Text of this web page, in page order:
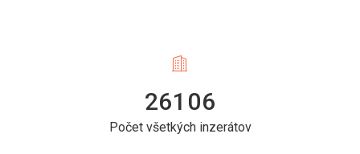
26106
Počet všetkých inzerátov